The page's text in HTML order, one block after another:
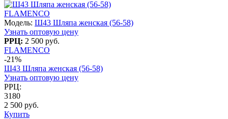
FLAMENCO
Модель: Ш43 Шляпа женская (56-58)
Узнать оптовую цену
РРЦ: 2 500 руб.
FLAMENCO
-21%
Ш43 Шляпа женская (56-58)
Узнать оптовую цену
РРЦ:
3180
2 500 руб.
Купить